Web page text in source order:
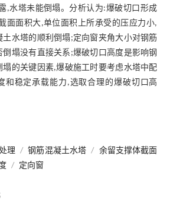
,水塔未能倒塌。分析认为:爆破切口形成
面面积大,单位面积上所承受的压应力小,
土水塔的顺利倒塌;定向窗夹角大小对钢筋
倒塌没有直接关系;爆破切口高度是影响钢
塌的关键因素,爆破施工时要考虑水塔中配
和稳定承载能力,选取合理的爆破切口高
理 / 钢筋混凝土水塔 / 余留支撑体截面
/ 定向窗